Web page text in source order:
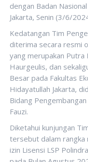
dengan Badan
Jakarta, Senin (3/6/
Kedatangan Tim
diterima secara resmi
yang merupakan Putra
Haurgeulis, dan
Besar pada Fakultas
Hidayatullah Jakarta,
Bidang
Fauzi.
Diketahui kunjungan
tersebut dalam rangka
izin Lisensi LSP